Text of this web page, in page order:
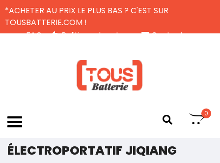
*ACHETER AU PRIX LE PLUS BAS ? C'EST SUR
TOUSBATTERIE.COM !
FAQ
Politique de retour
Contactez-nous
0
UNE BATTERIE OUTILLAGE
ÉLECTROPORTATIF JIQIANG